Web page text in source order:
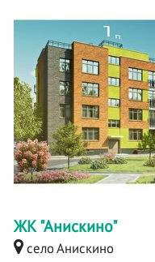
ЖК "Анискино"
село Анискино